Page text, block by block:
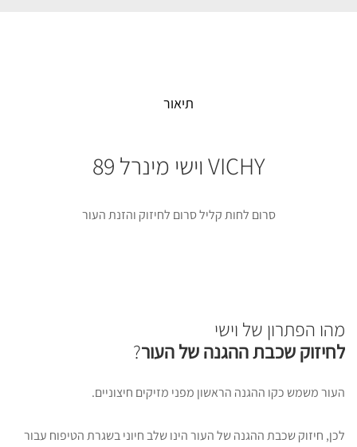
תיאור
VICHY וישי מינרל 89
סרום לחות קליל סרום לחיזוק והזנת העור
מהו הפתרון של וישי
לחיזוק שכבת ההגנה של העור?
העור משמש כקו ההגנה הראשון מפני מזיקים חיצוניים.
לכן, חיזוק שכבת ההגנה של העור הינו שלב חיוני בשגרת הטיפוח עבור